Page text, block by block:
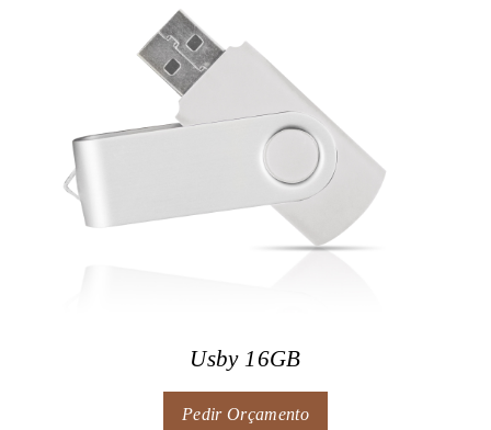
Usby 16GB
Pedir Orçamento